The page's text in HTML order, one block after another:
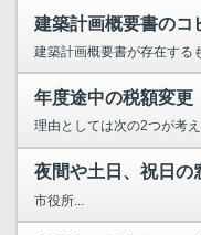
建築計画概要書のコ
建築計画概要書が存在する
年度途中の税額変更
理由としては次の2つが考
夜間や土日、祝日の
市役所...